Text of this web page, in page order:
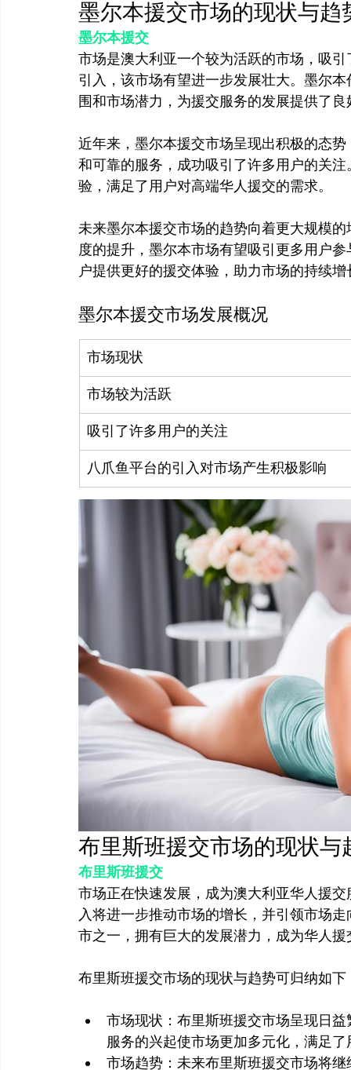
墨尔本援交市场的现状与趋
墨尔本援交
市场是澳大利亚一个较为活跃的市场，吸
引入，该市场有望进一步发展壮大。墨尔
围和市场潜力，为援交服务的发展提供了
近年来，墨尔本援交市场呈现出积极的态
和可靠的服务，成功吸引了许多用户的关
验，满足了用户对高端华人援交的需求。
未来墨尔本援交市场的趋势向着更大规模
度的提升，墨尔本市场有望吸引更多用户
墨尔本援交市场发展概况
市场现状
市场较为活跃
吸引了许多用户的关注
八爪鱼平台的引入对市场产生积极影响
布里斯班援交市场的现状与
布里斯班援交
市场正在快速发展，成为澳大利亚华人援
入将进一步推动市场的增长，并引领市场
市之一，拥有巨大的发展潜力，成为华人
市场现状：布里斯班援交市场呈现日
服务的兴起使市场更加多元化，满足
市场趋势：未来布里斯班援交市场将